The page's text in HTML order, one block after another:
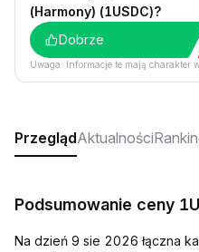
(Harmony) (1USDC)?
Dobrze
Uwaga: Informacje te mają charakter
PrzeglądAktualności
Podsumowanie ceny
Na dzień 9 sie 2026 łączna